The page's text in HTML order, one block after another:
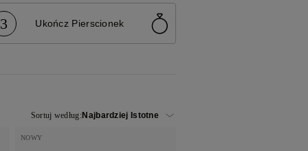
3 Ukończ Pierscionek
Sortuj według:
NOWY